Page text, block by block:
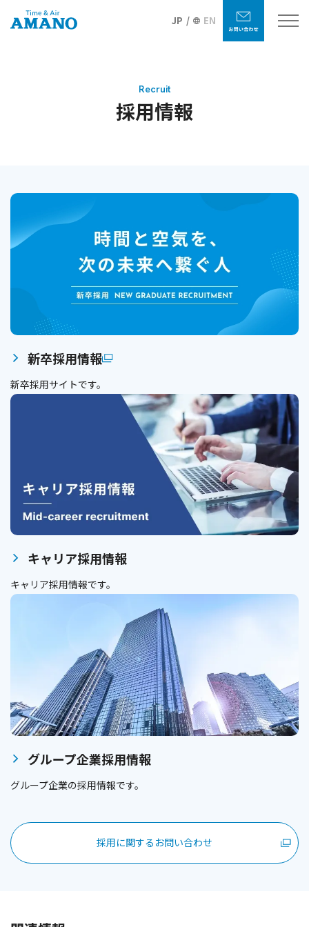
JP EN
Recruit
採用情報
新卒採用情報
新卒採用サイトです。
キャリア採用情報
キャリア採用情報です。
グループ企業採用情報
グループ企業の採用情報です。
採用に関するお問い合わせ